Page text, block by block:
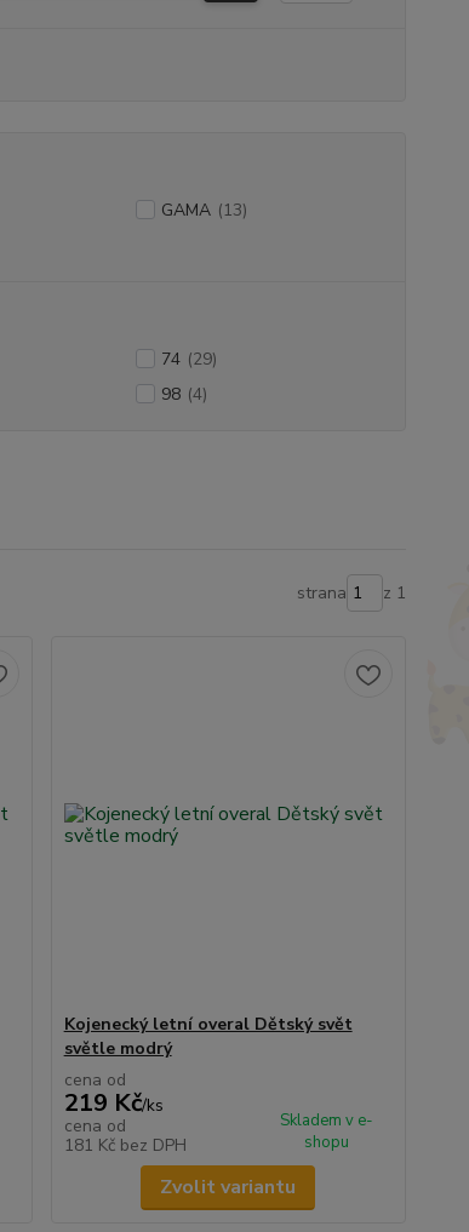
GAMA (13)
74 (29)
98 (4)
strana z 1
Kojenecký letní overal Dětský svět
světle modrý
cena od
219 Kč/ks
cena od
181 Kč bez DPH
Skladem v e-
shopu
Zvolit variantu